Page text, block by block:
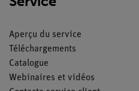
Aperçu du service
Téléchargements
Catalogue
Webinaires et vidéos